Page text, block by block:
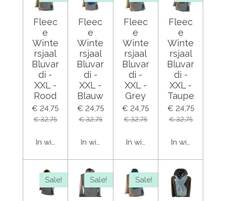
Fleec
e
Winte
rsjaal
Bluvar
di -
XXL -
Rood
€ 24,75
€ 32,75
In winkelwagen
Fleec
e
Winte
rsjaal
Bluvar
di -
XXL -
Blauw
€ 24,75
€ 32,75
In winkelwagen
Fleec
e
Winte
rsjaal
Bluvar
di -
XXL -
Grey
€ 24,75
€ 32,75
In winkelwagen
Fleec
e
Winte
rsjaal
Bluvar
di -
XXL -
Taupe
€ 24,75
€ 32,75
In
Sale! Sale! Sale!